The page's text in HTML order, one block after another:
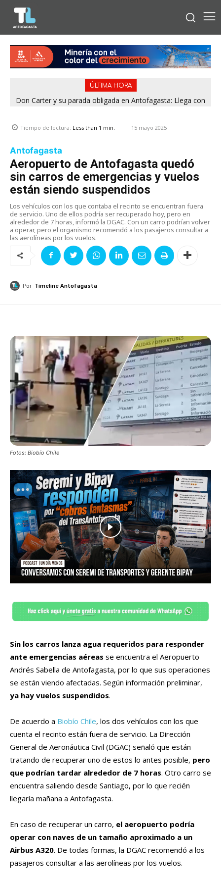
ÚLTIMA HORA
Don Carter y su parada obligada en Antofagasta: Llega con
Tiempo de lectura: Less than 1 min. 15 mayo 2025
Antofagasta
Aeropuerto de Antofagasta quedó
sin carros de emergencias y vuelos
están siendo suspendidos
Los vehículos con los que contaba el recinto se encuentran fuera
de servicio. Uno de ellos podría ser recuperado hoy, pero en
alrededor de 7 horas, informó la DGAC. Con un carro podrían volver
a operar, pero el organismo recomendó a los pasajeros consultar a
las aerolíneas por los vuelos.
Por Timeline Antofagasta
Fotos: Biobío Chile
Sin los carros lanza agua requeridos para responder
ante emergencias aéreas se encuentra el Aeropuerto
Andrés Sabella de Antofagasta, por lo que sus operaciones
se están viendo afectadas. Según información preliminar,
ya hay vuelos suspendidos.
De acuerdo a Biobío Chile, los dos vehículos con los que
cuenta el recinto están fuera de servicio. La Dirección
General de Aeronáutica Civil (DGAC) señaló que están
tratando de recuperar uno de estos lo antes posible, pero
que podrían tardar alrededor de 7 horas. Otro carro se
encuentra saliendo desde Santiago, por lo que recién
llegaría mañana a Antofagasta.
En caso de recuperar un carro, el aeropuerto podría
operar con naves de un tamaño aproximado a un
Airbus A320. De todas formas, la DGAC recomendó a los
pasajeros consultar a las aerolíneas por los vuelos.